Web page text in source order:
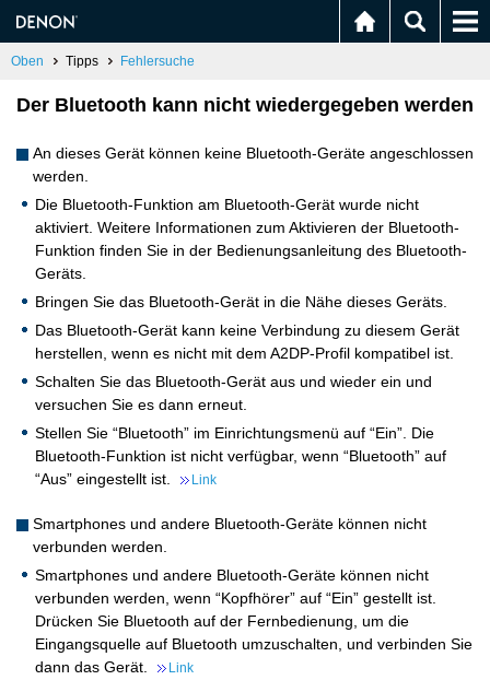
Oben Tipps Fehlersuche
Der Bluetooth kann nicht wiedergegeben werden
An dieses Gerät können keine Bluetooth-Geräte angeschlossen
werden.
Die Bluetooth-Funktion am Bluetooth-Gerät wurde nicht
aktiviert. Weitere Informationen zum Aktivieren der Bluetooth-
Funktion finden Sie in der Bedienungsanleitung des Bluetooth-
Geräts.
Bringen Sie das Bluetooth-Gerät in die Nähe dieses Geräts.
Das Bluetooth-Gerät kann keine Verbindung zu diesem Gerät
herstellen, wenn es nicht mit dem A2DP-Profil kompatibel ist.
Schalten Sie das Bluetooth-Gerät aus und wieder ein und
versuchen Sie es dann erneut.
Stellen Sie “Bluetooth” im Einrichtungsmenü auf “Ein”. Die
Bluetooth-Funktion ist nicht verfügbar, wenn “Bluetooth” auf
“Aus” eingestellt ist.
Link
Smartphones und andere Bluetooth-Geräte können nicht
verbunden werden.
Smartphones und andere Bluetooth-Geräte können nicht
verbunden werden, wenn “Kopfhörer” auf “Ein” gestellt ist.
Drücken Sie Bluetooth auf der Fernbedienung, um die
Eingangsquelle auf Bluetooth umzuschalten, und verbinden Sie
dann das Gerät.
Link